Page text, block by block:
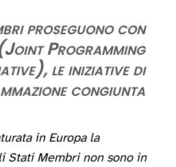
proseguono con
Programming
le iniziative di
congiunta
in Europa la
Stati Membri non sono in